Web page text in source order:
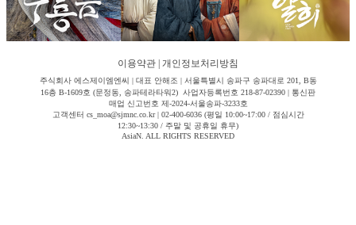
이용약관 개인정보처리방침
주식회사 에스제이엠엔씨 | 대표 안해조 | 서울특별시 송파구 송파대로 201, B동
16층 B-1609호 (문정동, 송파테라타워2) 사업자등록번호 218-87-02390 | 통신판
매업 신고번호 제-2024-서울송파-3233호
고객센터 cs_moa@sjmnc.co.kr | 02-400-6036 (평일 10:00~17:00 / 점심시간
12:30~13:30 / 주말 및 공휴일 휴무)
AsiaN. ALL RIGHTS RESERVED